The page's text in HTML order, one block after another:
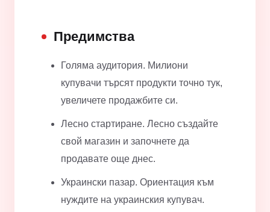
Предимства
Голяма аудитория. Милиони
купувачи търсят продукти точно тук,
увеличете продажбите си.
Лесно стартиране. Лесно създайте
свой магазин и започнете да
продавате още днес.
Украински пазар. Ориентация към
нуждите на украинския купувач.